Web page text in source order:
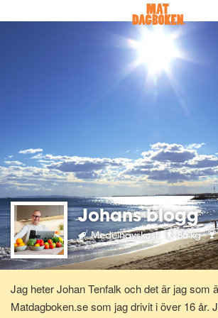
Johans blogg
Medelhavskost 86 kg
Jag heter Johan Tenfalk och det är jag som
Matdagboken.se som jag drivit i över 16 år.